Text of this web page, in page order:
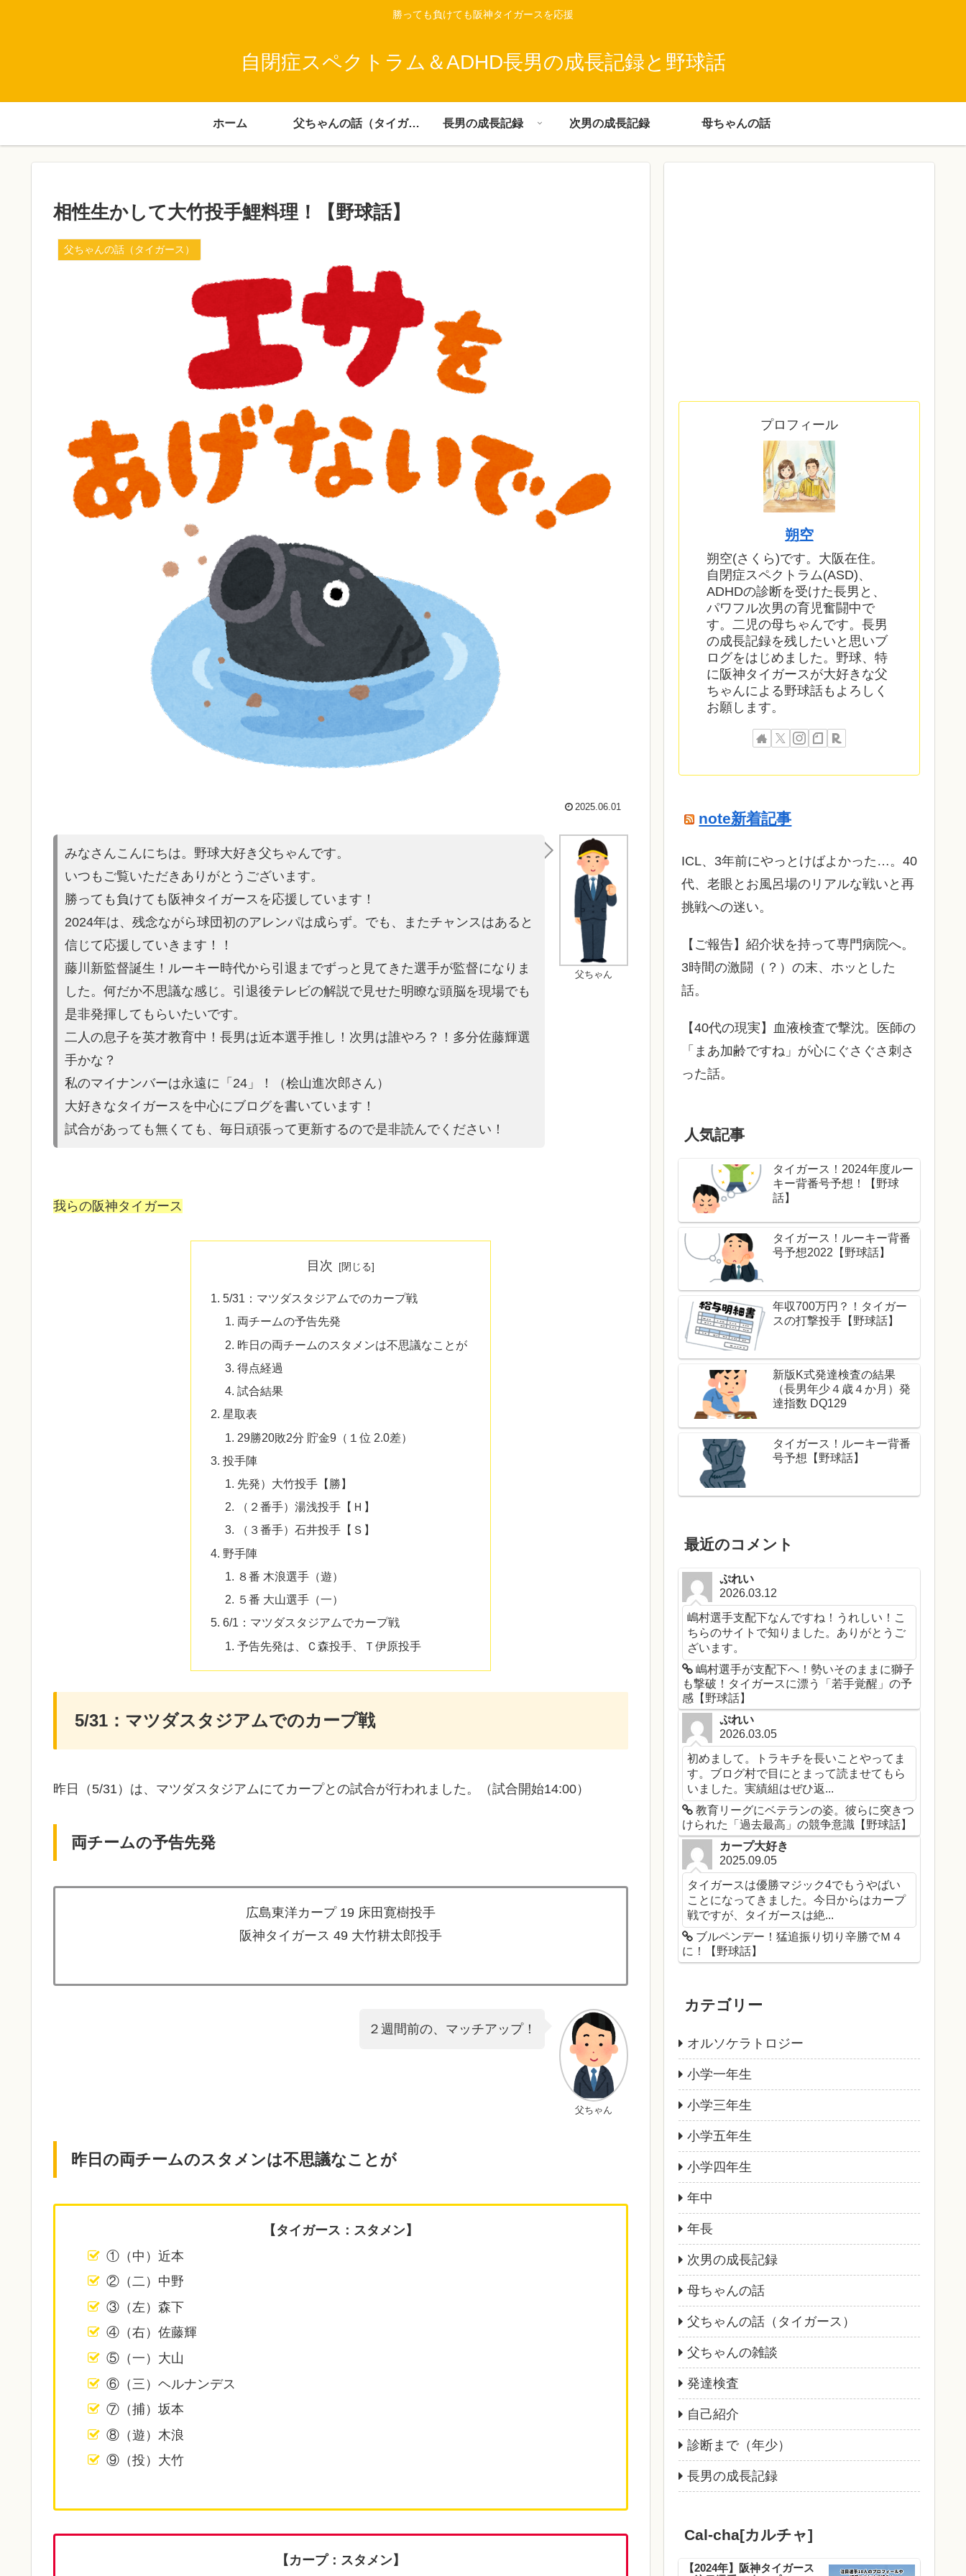
勝っても負けても阪神タイガースを応援
自閉症スペクトラム＆ADHD長男の成長記録と野球話
ホーム 父ちゃんの話（タイガース） 長男の成長記録 次男の成長記録 母ちゃんの話
相性生かして大竹投手鯉料理！【野球話】
父ちゃんの話（タイガース）
2025.06.01
父ちゃん
みなさんこんにちは。野球大好き父ちゃんです。
いつもご覧いただきありがとうございます。
勝っても負けても阪神タイガースを応援しています！
2024年は、残念ながら球団初のアレンパは成らず。でも、またチャンスはあると
信じて応援していきます！！
藤川新監督誕生！ルーキー時代から引退までずっと見てきた選手が監督になりま
した。何だか不思議な感じ。引退後テレビの解説で見せた明瞭な頭脳を現場でも
是非発揮してもらいたいです。
二人の息子を英才教育中！長男は近本選手推し！次男は誰やろ？！多分佐藤輝選
手かな？
私のマイナンバーは永遠に「24」！（桧山進次郎さん）
大好きなタイガースを中心にブログを書いています！
試合があって も無くても、毎日頑張って更新するので是非読んでください！
我らの阪神タイガース
目次
5/31：マツダスタジアムでのカープ戦
両チームの予告先発
昨日の両チームのスタメンは不思議なことが
得点経過
試合結果
星取表
29勝20敗2分 貯金9（１位 2.0差）
投手陣
先発）大竹投手【勝】
（２番手）湯浅投手【Ｈ】
（３番手）石井投手【Ｓ】
野手陣
８番 木浪選手（遊）
５番 大山選手（一）
6/1：マツダスタジアムでカープ戦
予告先発は、Ｃ森投手、Ｔ伊原投手
5/31：マツダスタジアムでのカープ戦
昨日（5/31）は、マツダスタジアムにてカープとの試合が行われました。（試合開始14:00）
両チームの予告先発
広島東洋カープ 19 床田寛樹投手
阪神タイガース 49 大竹耕太郎投手
父ちゃん
２週間前の、マッチアップ！
昨日の両チームのスタメンは不思議なことが
【タイガース：スタメン】
①（中）近本
②（二）中野
③（左）森下
④（右）佐藤輝
⑤（一）大山
⑥（三）ヘルナンデス
⑦（捕）坂本
⑧（遊）木浪
⑨（投）大竹
【カープ：スタメン】
プロフィール
朔空
朔空(さくら)です。大阪在住。
自閉症スペクトラム(ASD)、
ADHDの診断を受けた長男と、
パワフル次男の育児奮闘中で
す。二児の母ちゃんです。長男
の成長記録を残したいと思いブ
ログをはじめました。野球、特
に阪神タイガースが大好きな父
ちゃんによる野球話もよろしく
お願します。
note新着記事
ICL、3年前にやっとけばよかった…。40
代、老眼とお風呂場のリアルな戦いと再
挑戦への迷い。
​【ご報告】紹介状を持って専門病院へ。
3時間の激闘（？）の末、ホッとした
話。
【40代の現実】血液検査で撃沈。医師の
「まあ加齢ですね」が心にぐさぐさ刺さ
った話。
人気記事
タイガース！2024年度ルー
キー背番号予想！【野球
話】
タイガース！ルーキー背番
号予想2022【野球話】
年収700万円？！タイガー
スの打撃投手【野球話】
新版K式発達検査の結果
（長男年少４歳４か月）発
達指数 DQ129
タイガース！ルーキー背番
号予想【野球話】
最近のコメント
ぷれい
2026.03.12
嶋村選手支配下なんですね！うれしい！こ
ちらのサイトで知りました。ありがとうご
ざいます。
嶋村選手が支配下へ！勢いそのままに獅子
も撃破！タイガースに漂う「若手覚醒」の予
感【野球話】
ぷれい
2026.03.05
初めまして。トラキチを長いことやってま
す。ブログ村で目にとまって読ませてもら
いました。実績組はぜひ返...
教育リーグにベテランの姿。彼らに突きつ
けられた「過去最高」の競争意識【野球話】
カープ大好き
2025.09.05
タイガースは優勝マジック4でもうやばい
ことになってきました。今日からはカープ
戦ですが、タイガースは絶...
ブルペンデー！猛追振り切り辛勝でＭ４
に！【野球話】
カテゴリー
オルソケラトロジー
小学一年生
小学三年生
小学五年生
小学四年生
年中
年長
次男の成長記録
母ちゃんの話
父ちゃんの話（タイガース）
父ちゃんの雑談
発達検査
自己紹介
診断まで（年少）
長男の成長記録
Cal-cha[カルチャ]
【2024年】阪神タイガース